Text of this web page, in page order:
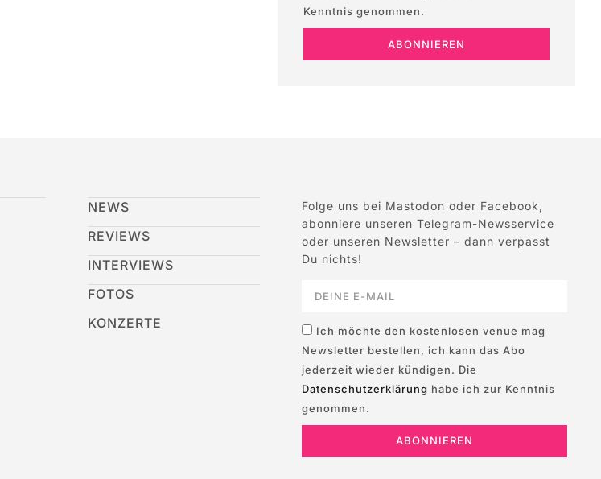
Kenntnis genommen.
ABONNIEREN
NEWS
REVIEWS
INTERVIEWS
FOTOS
KONZERTE
Folge uns bei Mastodon oder Facebook,
abonniere unseren Telegram-Newsservice
oder unseren Newsletter – dann verpasst
Du nichts!
Ich möchte den kostenlosen venue mag
Newsletter bestellen, ich kann das Abo
jederzeit wieder kündigen. Die
Datenschutzerklärung habe ich zur Kenntnis
genommen.
ABONNIEREN